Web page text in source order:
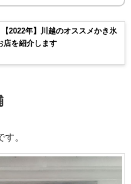
【2022年】川越のオススメかき氷
店を紹介します
。